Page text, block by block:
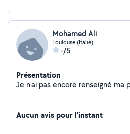
Mohamed Ali
Toulouse (Italie)
-/5
Présentation
Aucun avis pour l'instant